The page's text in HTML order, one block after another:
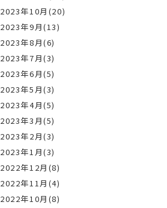
2023年10月(20)
2023年9月(13)
2023年8月(6)
2023年7月(3)
2023年6月(5)
2023年5月(3)
2023年4月(5)
2023年3月(5)
2023年2月(3)
2023年1月(3)
2022年12月(8)
2022年11月(4)
2022年10月(8)